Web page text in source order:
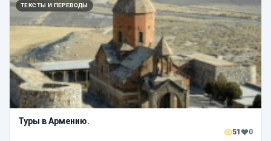
ТЕКСТЫ И ПЕРЕВОДЫ
Туры в Армению.
51 0